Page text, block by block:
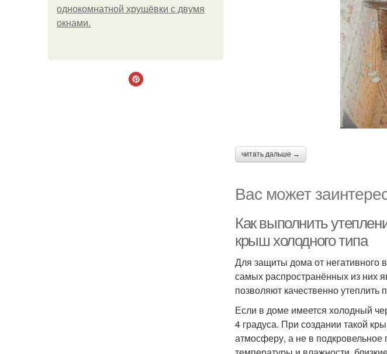
oднoкoмнaтнoй хрущёвки с двумя
oкнaми.
читать дальше →
Вас может
Как выполнить
крыш холодного типа
Для защиты дома от негативного
самых распространённых из них
позволяют качественно
Если в доме имеется холодный
4 градуса. При создании такой
атмосферу, а не в подкровельное